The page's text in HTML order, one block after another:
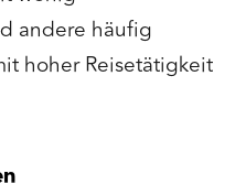
andere häufig
hoher Reisetätigkeit